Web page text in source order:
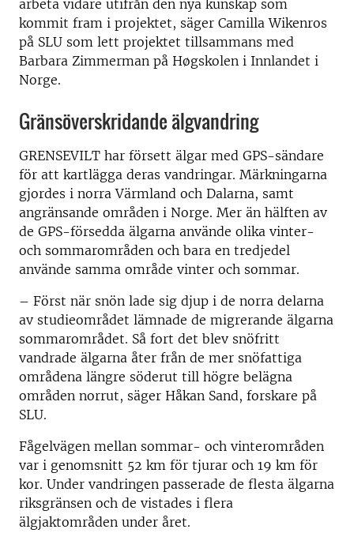
arbeta vidare utifrån den nya kunskap som
kommit fram i projektet, säger Camilla Wikenros
på SLU som lett projektet tillsammans med
Barbara Zimmerman på Høgskolen i Innlandet i
Norge.
Gränsöverskridande älgvandring
GRENSEVILT har försett älgar med GPS-sändare
för att kartlägga deras vandringar. Märkningarna
gjordes i norra Värmland och Dalarna, samt
angränsande områden i Norge. Mer än hälften av
de GPS-försedda älgarna använde olika vinter-
och sommarområden och bara en tredjedel
använde samma område vinter och sommar.
– Först när snön lade sig djup i de norra delarna
av studieområdet lämnade de migrerande älgarna
sommarområdet. Så fort det blev snöfritt
vandrade älgarna åter från de mer snöfattiga
områdena längre söderut till högre belägna
områden norrut, säger Håkan Sand, forskare på
SLU.
Fågelvägen mellan sommar- och vinterområden
var i genomsnitt 52 km för tjurar och 19 km för
kor. Under vandringen passerade de flesta älgarna
riksgränsen och de vistades i flera
älgjaktområden under året.